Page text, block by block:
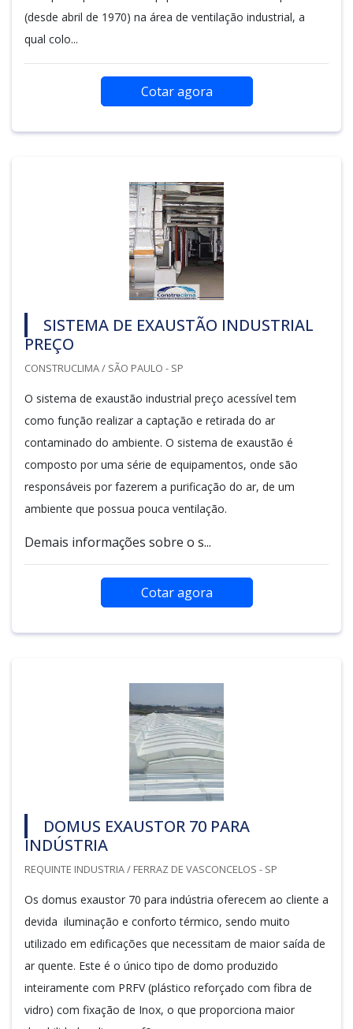
(desde abril de 1970) na área de ventilação industrial, a
qual colo...
Cotar agora
SISTEMA DE EXAUSTÃO INDUSTRIAL
PREÇO
CONSTRUCLIMA / SÃO PAULO - SP
O sistema de exaustão industrial preço acessível tem
como função realizar a captação e retirada do ar
contaminado do ambiente. O sistema de exaustão é
composto por uma série de equipamentos, onde são
responsáveis por fazerem a purificação do ar, de um
ambiente que possua pouca ventilação.
Demais informações sobre o s...
Cotar agora
DOMUS EXAUSTOR 70 PARA
INDÚSTRIA
REQUINTE INDUSTRIA / FERRAZ DE VASCONCELOS - SP
Os domus exaustor 70 para indústria oferecem ao cliente a
devida iluminação e conforto térmico, sendo muito
utilizado em edificações que necessitam de maior saída de
ar quente. Este é o único tipo de domo produzido
inteiramente com PRFV (plástico reforçado com fibra de
vidro) com fixação de Inox, o que proporciona maior